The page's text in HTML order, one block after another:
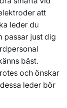
att
leder du
passar just dig
bäst.
och önskar
leder bör